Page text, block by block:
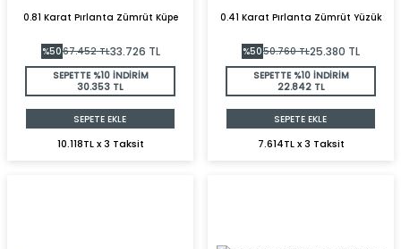
0.81 Karat Pırlanta Zümrüt Küpe
%5067.452TL33.726 TL
SEPETTE %10 İNDİRİM
30.353 TL
SEPETE EKLE
10.118TL x 3 Taksit
0.41 Karat Pırlanta Zümrüt Yüzük
%5050.760TL25.380 TL
SEPETTE %10 İNDİRİM
22.842 TL
SEPETE EKLE
7.614TL x 3 Taksit